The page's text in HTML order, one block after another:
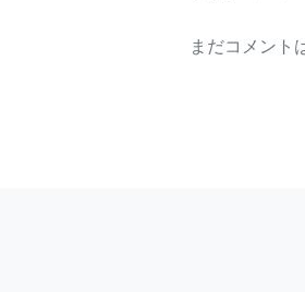
まだコメント